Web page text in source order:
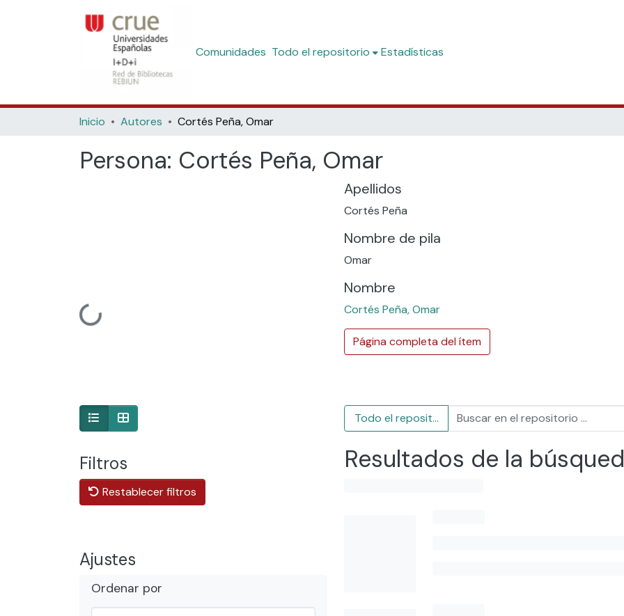
Comunidades Todo el repositorio Estadísticas
Inicio Autores Cortés Peña, Omar
Persona: Cortés Peña, Omar
Cargando...
Apellidos
Cortés Peña
Nombre de pila
Omar
Nombre
Cortés Peña, Omar
Página completa del ítem
Filtros
Restablecer filtros
Ajustes
Ordenar por
Todo el repositorio
Resultados de la